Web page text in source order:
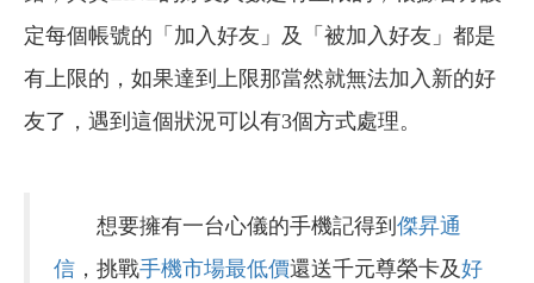
定每個帳號的「加入好友」及「被加入好友」都是
有上限的，如果達到上限那當然就無法加入新的好
友了，遇到這個狀況可以有3個方式處理。
想要擁有一台心儀的手機記得到 傑昇通
信 ，挑戰手機市場最低價還送千元尊榮卡及好